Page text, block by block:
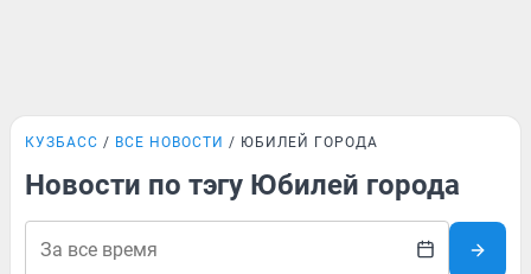
КУЗБАСС ВСЕ НОВОСТИ ЮБИЛЕЙ ГОРОДА
Новости по тэгу Юбилей города